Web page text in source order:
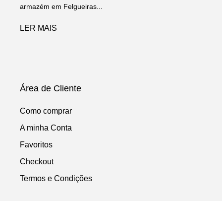
armazém em Felgueiras...
LER MAIS
Área de Cliente
Como comprar
A minha Conta
Favoritos
Checkout
Termos e Condições